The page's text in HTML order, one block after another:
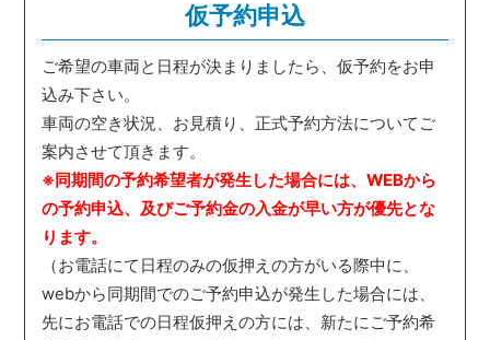
仮予約申込
ご希望の車両と日程が決まりましたら、仮予約をお申
込み下さい。
車両の空き状況、お見積り、正式予約方法についてご
案内させて頂きます。
※同期間の予約希望者が発生した場合には、WEBから
の予約申込、及びご予約金の入金が早い方が優先とな
ります。
（お電話にて日程のみの仮押えの方がいる際中に、
webから同期間でのご予約申込が発生した場合には、
先にお電話での日程仮押えの方には、新たにご予約希